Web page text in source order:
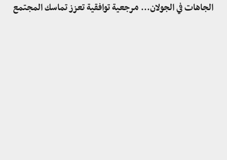
الجاهات في الجولان... مرجعية توافقية تعزز تماسك المجتمع